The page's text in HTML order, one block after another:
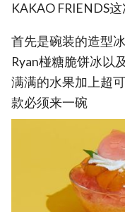
KAKAO FRIENDS
首先是碗装的造型
Ryan椪糖脆饼冰以
满满的水果加上超
款必须来一碗